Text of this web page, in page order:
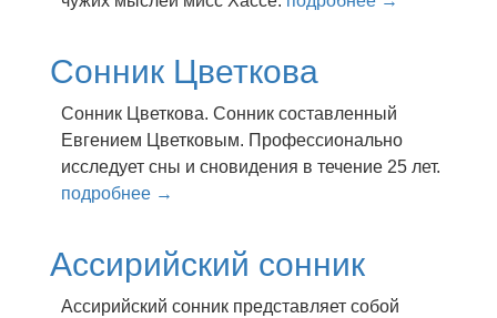
Сонник Цветкова
Сонник Цветкова. Сонник составленный
Евгением Цветковым. Профессионально
исследует сны и сновидения в течение 25 лет.
подробнее →
Ассирийский сонник
Ассирийский сонник представляет собой